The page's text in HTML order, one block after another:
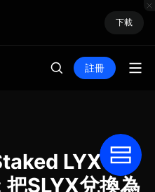
下載
註冊
LYX
SLYX兌換為